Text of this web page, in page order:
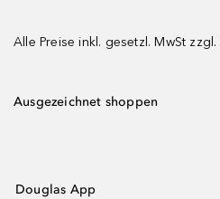
Alle Preise inkl. gesetzl. MwSt zzgl.
Ausgezeichnet shoppen
Douglas App